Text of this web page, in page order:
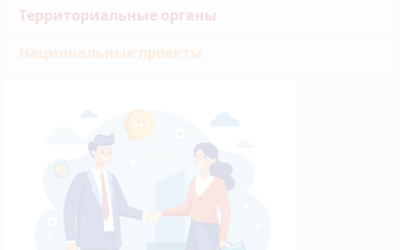
Территориальные органы
Национальные проекты